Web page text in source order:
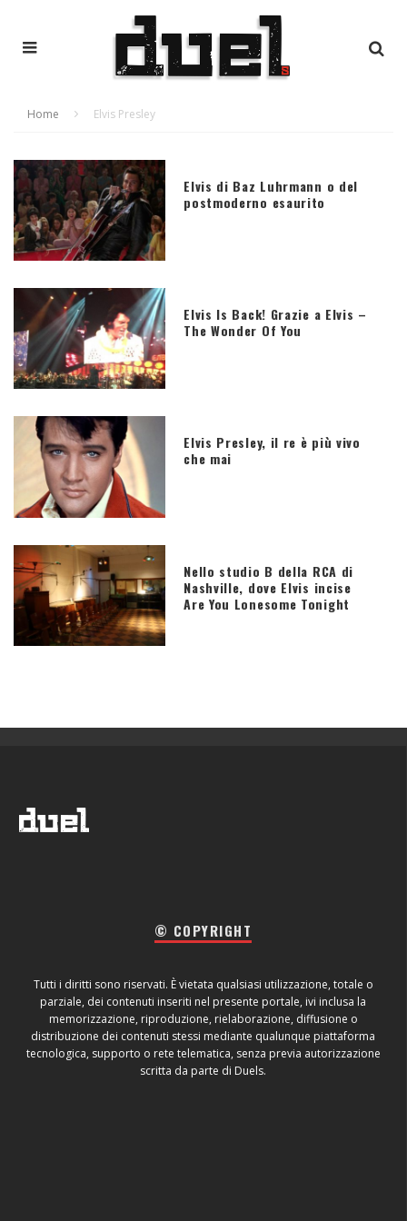
Home Elvis Presley
Elvis di Baz Luhrmann o del
postmoderno esaurito
Elvis Is Back! Grazie a Elvis –
The Wonder Of You
Elvis Presley, il re è più vivo
che mai
Nello studio B della RCA di
Nashville, dove Elvis incise
Are You Lonesome Tonight
© COPYRIGHT
Tutti i diritti sono riservati. È vietata qualsiasi utilizzazione, totale o
parziale, dei contenuti inseriti nel presente portale, ivi inclusa la
memorizzazione, riproduzione, rielaborazione, diffusione o
distribuzione dei contenuti stessi mediante qualunque piattaforma
tecnologica, supporto o rete telematica, senza previa autorizzazione
scritta da parte di Duels.